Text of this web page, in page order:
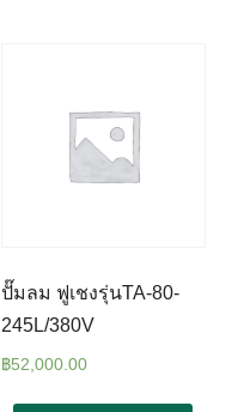
ปั๊มลม ฟูเชงรุ่นTA-80-
245L/380V
฿52,000.00